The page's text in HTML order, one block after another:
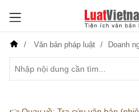
Văn bản pháp luật Doanh